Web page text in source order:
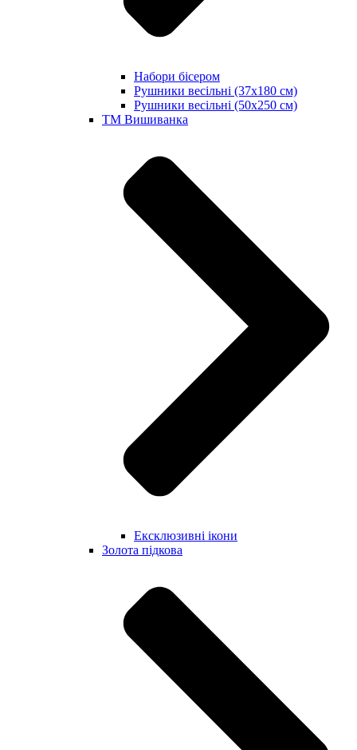
Набори бісером
Рушники весільні (37х180 см)
Рушники весільні (50х250 см)
ТМ Вишиванка
Ексклюзивні ікони
Золота підкова